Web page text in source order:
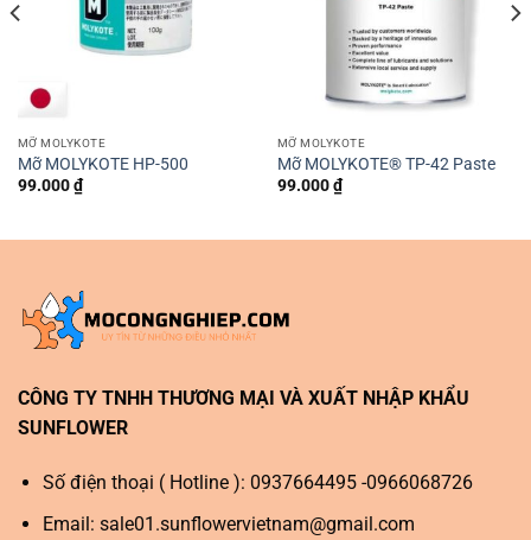
MỠ MOLYKOTE
Mỡ MOLYKOTE HP-500
99.000₫
MỠ MOLYKOTE
Mỡ MOLYKOTE® TP-42 Paste
99.000₫
CÔNG TY TNHH THƯƠNG MẠI VÀ XUẤT NHẬP KHẨU
SUNFLOWER
Số điện thoại ( Hotline ): 0937664495 -0966068726
Email: sale01.sunflowervietnam@gmail.com